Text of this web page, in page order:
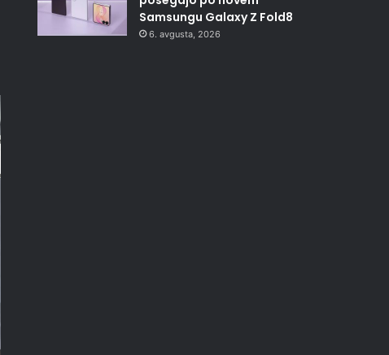
Samsungu Galaxy Z Fold8
6. avgusta, 2026